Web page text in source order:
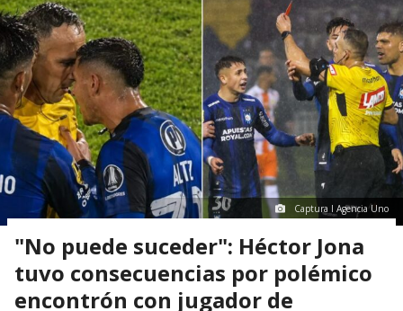
Captura I Agencia Uno
"No puede suceder": Héctor Jona
tuvo consecuencias por polémico
encontrón con jugador de